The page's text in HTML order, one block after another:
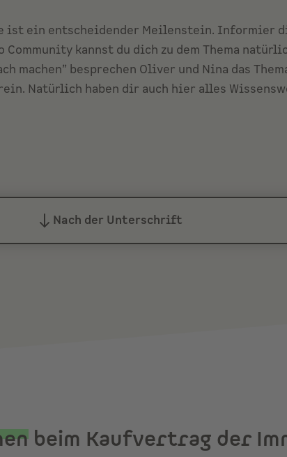
ist ein entscheidender Meilenstein. Informier
Community kannst du dich zu dem Thema
machen” besprechen Oliver und Nina das
Natürlich haben dir auch hier alles
Nach der Unterschrift
beim Kaufvertrag der